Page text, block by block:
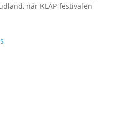
når KLAP-festivalen